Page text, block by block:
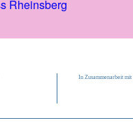
In Zusammenarbeit mit